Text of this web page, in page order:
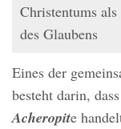
Christentums
des Glaubens
Eines der
besteht darin,
Acheropite